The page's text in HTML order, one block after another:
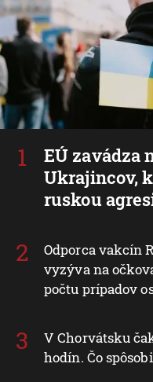
EÚ zavádza
Ukrajincov,
ruskou
Odporca vakcín
vyzýva na
počtu prípadov
V Chorvátsku
hodín. Čo